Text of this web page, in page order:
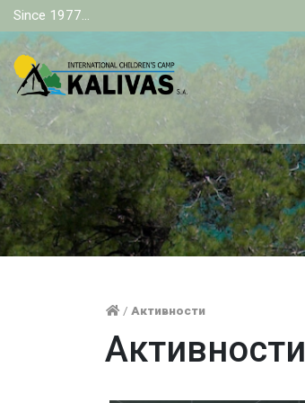
Since 1977...
/ Активности
Активности